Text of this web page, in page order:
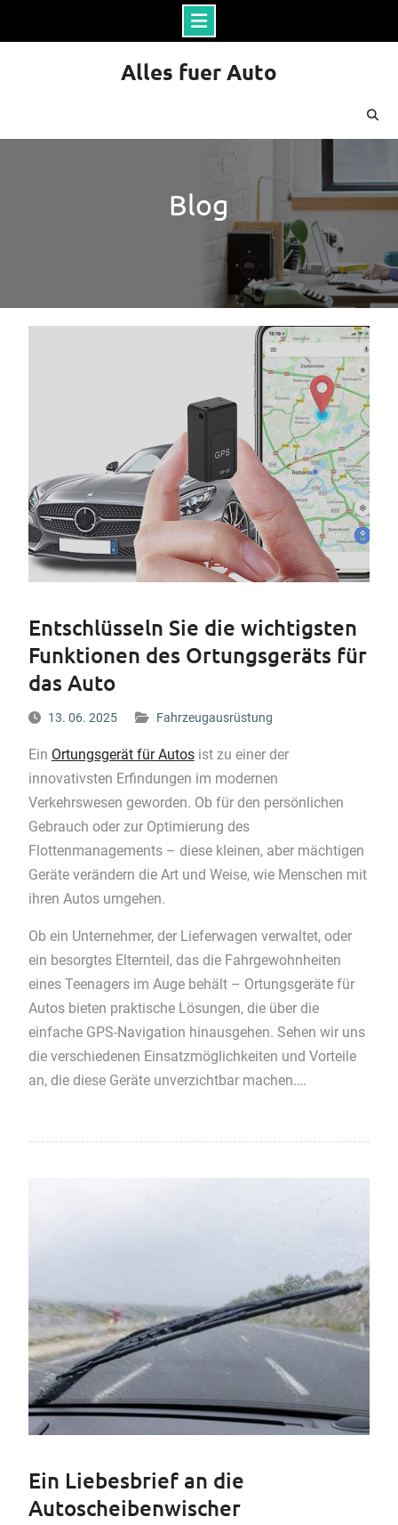
Alles fuer Auto
Blog
Entschlüsseln Sie die wichtigsten
Funktionen des Ortungsgeräts für
das Auto
13. 06. 2025 Fahrzeugausrüstung
Ein Ortungsgerät für Autos ist zu einer der
innovativsten Erfindungen im modernen
Verkehrswesen geworden. Ob für den persönlichen
Gebrauch oder zur Optimierung des
Flottenmanagements – diese kleinen, aber mächtigen
Geräte verändern die Art und Weise, wie Menschen mit
ihren Autos umgehen.
Ob ein Unternehmer, der Lieferwagen verwaltet, oder
ein besorgtes Elternteil, das die Fahrgewohnheiten
eines Teenagers im Auge behält – Ortungsgeräte für
Autos bieten praktische Lösungen, die über die
einfache GPS-Navigation hinausgehen. Sehen wir uns
die verschiedenen Einsatzmöglichkeiten und Vorteile
an, die diese Geräte unverzichtbar machen.…
Ein Liebesbrief an die
Autoscheibenwischer